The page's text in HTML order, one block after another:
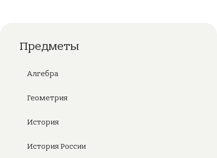
Предметы
Алгебра
Геометрия
История
История России